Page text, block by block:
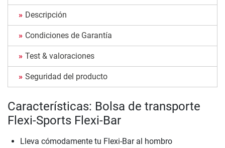
Descripción
Condiciones de Garantía
Test & valoraciones
Seguridad del producto
Características: Bolsa de transporte
Flexi-Sports Flexi-Bar
Lleva cómodamente tu Flexi-Bar al hombro